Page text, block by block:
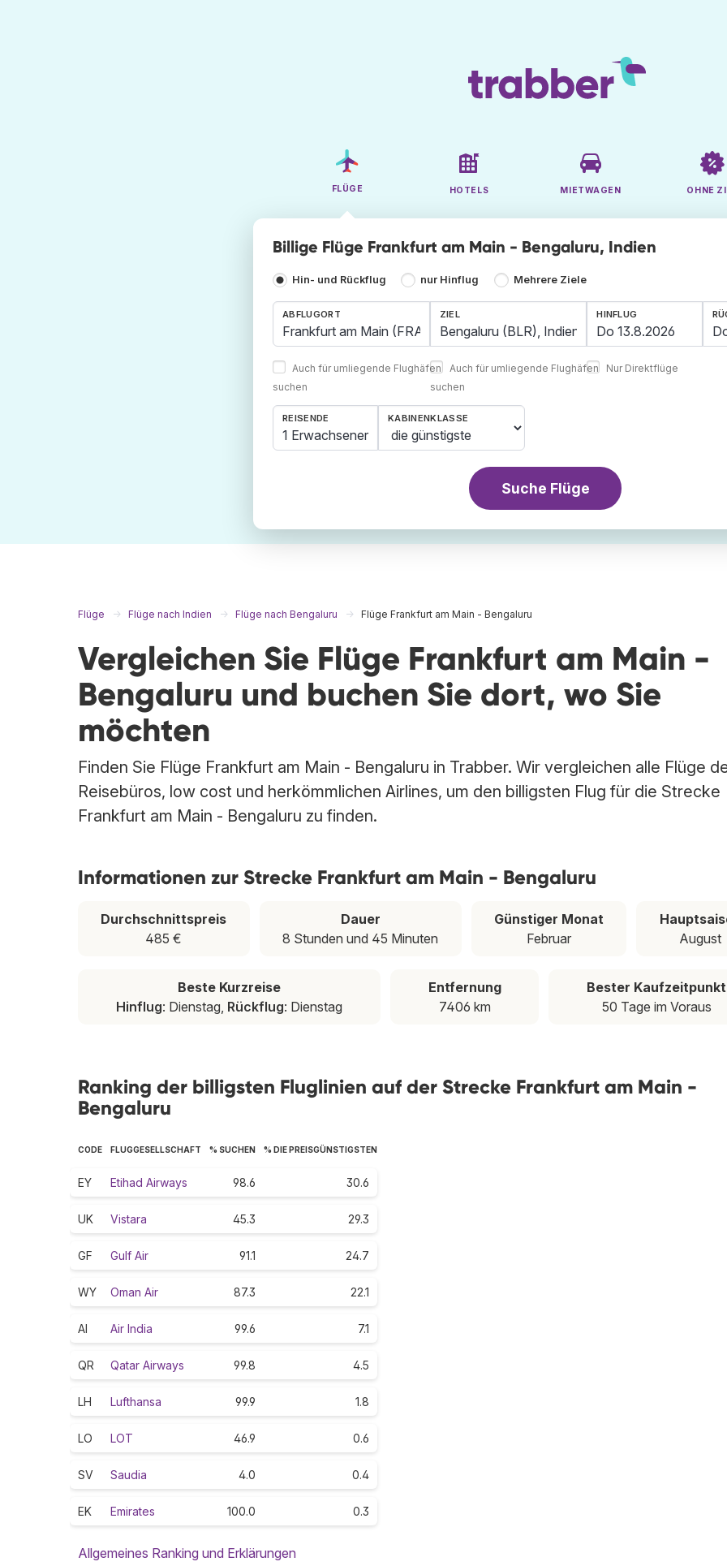
FLÜGE HOTELS MIETWAGEN OHNE
Billige Flüge Frankfurt am Main - Bengaluru, Indien
Hin- und Rückflug nur Hinflug Mehrere Ziele
ABFLUGORT
Auch für umliegende Flughäfen
suchen
ZIEL
Auch für umliegende Flughäfen
suchen
HINFLUG
Nur Direktflüge
REISENDE
1 Erwachsener
KABINENKLASSE
Suche Flüge
Flüge Flüge nach Indien Flüge nach Bengaluru Flüge Frankfurt am Main - Bengaluru
Vergleichen Sie Flüge Frankfurt am Main -
Bengaluru und buchen Sie dort, wo Sie
möchten
Finden Sie Flüge Frankfurt am Main - Bengaluru in Trabber. Wir vergleichen alle Flüge
Reisebüros, low cost und herkömmlichen Airlines, um den billigsten Flug für die Strecke
Frankfurt am Main - Bengaluru zu finden.
Informationen zur Strecke Frankfurt am Main - Bengaluru
Durchschnittspreis
485 €
Dauer
8 Stunden und 45 Minuten
Günstiger Monat
Februar
August
Beste Kurzreise
Hinflug: Dienstag, Rückflug: Dienstag
Entfernung
7406 km
Bester Kaufzeitpunkt
50 Tage im Voraus
Ranking der billigsten Fluglinien auf der Strecke Frankfurt am Main -
Bengaluru
CODE FLUGGESELLSCHAFT % SUCHEN % DIE PREISGÜNSTIGSTEN
EY Etihad Airways 98.6 30.6
UK Vistara 45.3 29.3
GF Gulf Air 91.1 24.7
WY Oman Air 87.3 22.1
AI Air India 99.6 7.1
QR Qatar Airways 99.8 4.5
LH Lufthansa 99.9 1.8
LO LOT 46.9 0.6
SV Saudia 4.0 0.4
EK Emirates 100.0 0.3
Allgemeines Ranking und Erklärungen